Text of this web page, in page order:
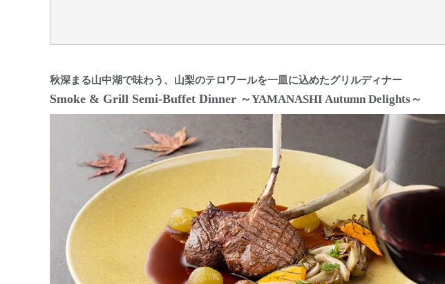
秋深まる山中湖で味わう、山梨のテロワールを一皿に込めたグリルディナー
Smoke & Grill Semi-Buffet Dinner ～YAMANASHI Autumn Delights～